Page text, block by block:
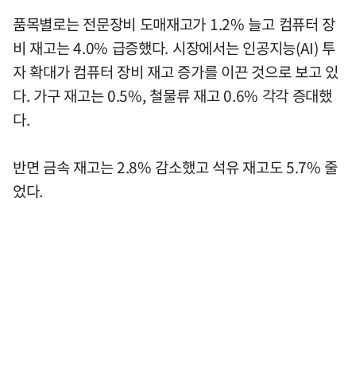
품목별로는 전문장비 도매재고가 1.2% 늘고 컴퓨터 장
비 재고는 4.0% 급증했다. 시장에서는 인공지능(AI) 투
자 확대가 컴퓨터 장비 재고 증가를 이끈 것으로 보고 있
다. 가구 재고는 0.5%, 철물류 재고 0.6% 각각 증대했
다.
반면 금속 재고는 2.8% 감소했고 석유 재고도 5.7% 줄
었다.